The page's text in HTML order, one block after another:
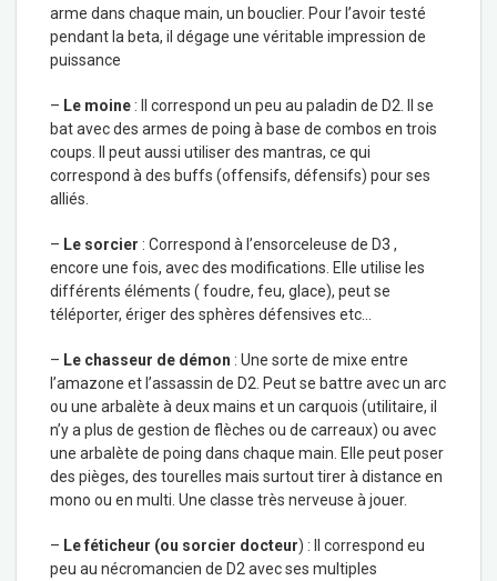
arme dans chaque main, un bouclier. Pour l’avoir testé
pendant la beta, il dégage une véritable impression de
puissance
– Le moine : Il correspond un peu au paladin de D2. Il se
bat avec des armes de poing à base de combos en trois
coups. Il peut aussi utiliser des mantras, ce qui
correspond à des buffs (offensifs, défensifs) pour ses
alliés.
– Le sorcier : Correspond à l’ensorceleuse de D3 ,
encore une fois, avec des modifications. Elle utilise les
différents éléments ( foudre, feu, glace), peut se
téléporter, ériger des sphères défensives etc…
– Le chasseur de démon : Une sorte de mixe entre
l’amazone et l’assassin de D2. Peut se battre avec un arc
ou une arbalète à deux mains et un carquois (utilitaire, il
n’y a plus de gestion de flèches ou de carreaux) ou avec
une arbalète de poing dans chaque main. Elle peut poser
des pièges, des tourelles mais surtout tirer à distance en
mono ou en multi. Une classe très nerveuse à jouer.
– Le féticheur (ou sorcier docteur) : Il correspond eu
peu au nécromancien de D2 avec ses multiples